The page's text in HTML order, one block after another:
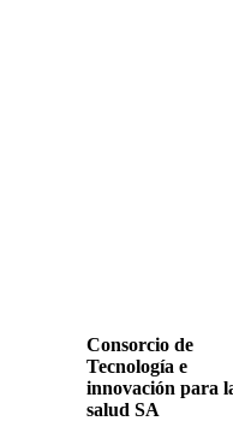
Consorcio de
Tecnología e
innovación para
salud SA